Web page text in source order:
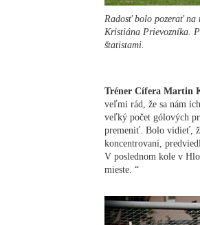
Radosť bolo pozerať na
Kristiána Prievozníka.
štatistami.
Tréner Cífera Martin
veľmi rád, že sa nám
veľký počet gólových
premeniť. Bolo vidieť,
koncentrovaní,
V poslednom kole v